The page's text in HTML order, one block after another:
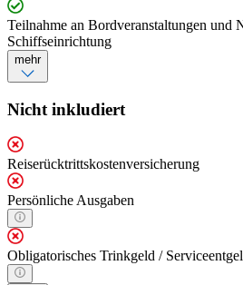
Teilnahme an Bordveranstaltungen und
Schiffseinrichtung
mehr
Nicht inkludiert
Reiserücktrittskostenversicherung
Persönliche Ausgaben
Obligatorisches Trinkgeld /